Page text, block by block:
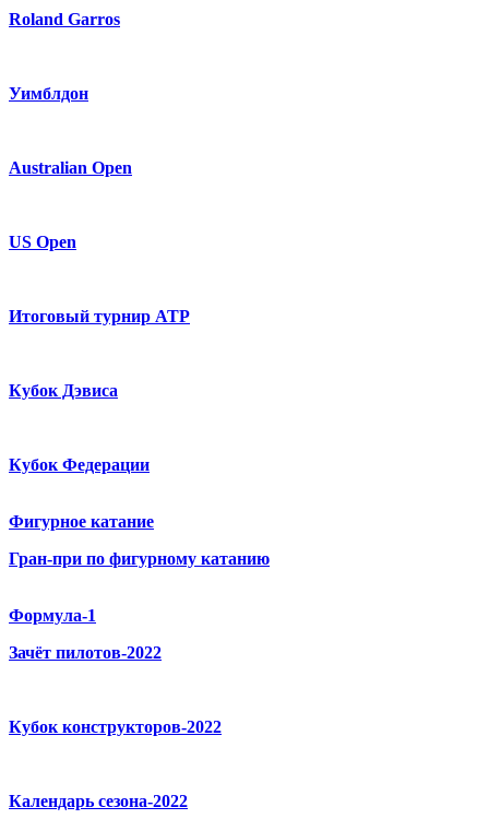
Roland Garros
Уимблдон
Australian Open
US Open
Итоговый турнир ATP
Кубок Дэвиса
Кубок Федерации
Фигурное катание
Гран-при по фигурному катанию
Формула-1
Зачёт пилотов-2022
Кубок конструкторов-2022
Календарь сезона-2022